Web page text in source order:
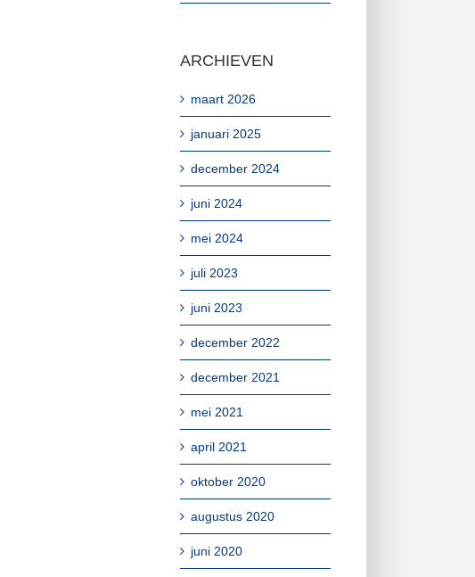
ARCHIEVEN
maart 2026
januari 2025
december 2024
juni 2024
mei 2024
juli 2023
juni 2023
december 2022
december 2021
mei 2021
april 2021
oktober 2020
augustus 2020
juni 2020